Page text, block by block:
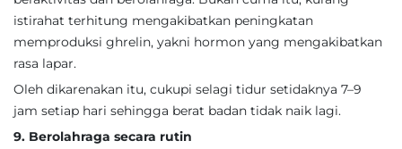
istirahat terhitung mengakibatkan peningkatan
memproduksi ghrelin, yakni hormon yang mengakibatkan
rasa lapar.
Oleh dikarenakan itu, cukupi selagi tidur setidaknya 7–9
jam setiap hari sehingga berat badan tidak naik lagi.
9. Berolahraga secara rutin